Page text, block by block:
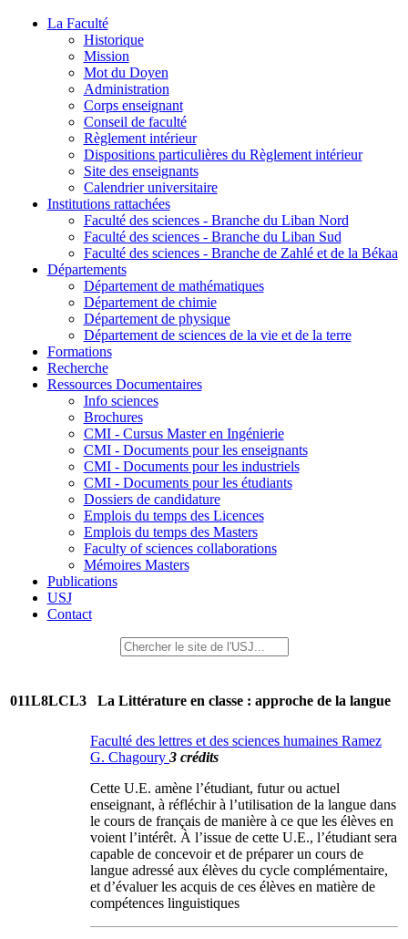
La Faculté
Historique
Mission
Mot du Doyen
Administration
Corps enseignant
Conseil de faculté
Règlement intérieur
Dispositions particulières du Règlement intérieur
Site des enseignants
Calendrier universitaire
Institutions rattachées
Faculté des sciences - Branche du Liban Nord
Faculté des sciences - Branche du Liban Sud
Faculté des sciences - Branche de Zahlé et de la Békaa
Départements
Département de mathématiques
Département de chimie
Département de physique
Département de sciences de la vie et de la terre
Formations
Recherche
Ressources Documentaires
Info sciences
Brochures
CMI - Cursus Master en Ingénierie
CMI - Documents pour les enseignants
CMI - Documents pour les industriels
CMI - Documents pour les étudiants
Dossiers de candidature
Emplois du temps des Licences
Emplois du temps des Masters
Faculty of sciences collaborations
Mémoires Masters
Publications
USJ
Contact
011L8LCL3 La Littérature en classe : approche de la langue
Faculté des lettres et des sciences humaines Ramez
G. Chagoury 3 crédits
Cette U.E. amène l’étudiant, futur ou actuel
enseignant, à réfléchir à l’utilisation de la langue dans
le cours de français de manière à ce que les élèves en
voient l’intérêt. À l’issue de cette U.E., l’étudiant sera
capable de concevoir et de préparer un cours de
langue adressé aux élèves du cycle complémentaire,
et d’évaluer les acquis de ces élèves en matière de
compétences linguistiques